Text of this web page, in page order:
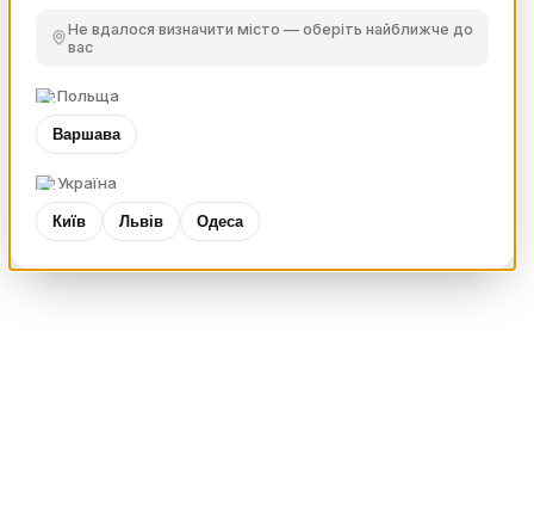
Не вдалося визначити місто — оберіть найближче до
вас
Польща
Варшава
Україна
Київ Львів Одеса